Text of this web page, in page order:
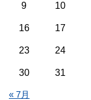
« 7月
9 10
16 17
23 24
30 31